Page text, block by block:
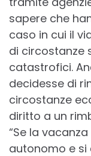
sapere che
caso in cui il
di circostanze
catastrofici.
decidesse di
circostanze
diritto a un
“Se la
autonomo e